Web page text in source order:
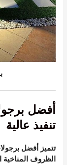
أفضل
تنفيذ عالية
تتميز أفضل
الظروف